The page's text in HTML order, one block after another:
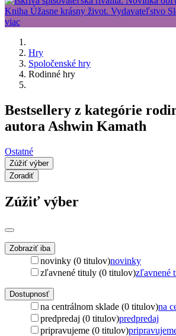
Hry
Spoločenské hry
Rodinné hry
Bestsellery z kategórie
autora Ashwin Kamath
Ostatné
Zúžiť výber
Zoradiť
Zúžiť výber
Zobraziť iba
novinky (0 titulov)novinky
zľavnené tituly (0 titulov)zľavnené
Dostupnosť
na centrálnom sklade (0 titulov)na
predpredaj (0 titulov)predpredaj
pripravujeme (0 titulov)